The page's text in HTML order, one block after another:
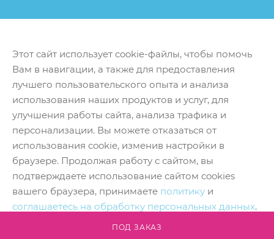
ПОД ЗАКАЗ
Этот сайт использует cookie-файлы, чтобы помочь
Вам в навигации, а также для предоставления
лучшего пользовательского опыта и анализа
использования наших продуктов и услуг, для
улучшения работы сайта, анализа трафика и
персонализации. Вы можете отказаться от
использования cookie, изменив настройки в
браузере. Продолжая работу с сайтом, вы
подтверждаете использование сайтом cookies
вашего браузера, принимаете политику и
соглашаетесь на обработку персональных данных.